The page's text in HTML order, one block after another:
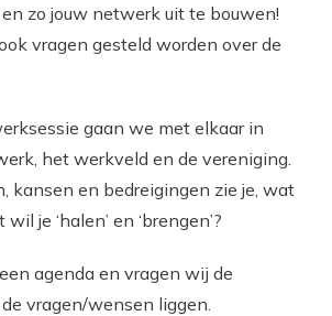
zo jouw netwerk uit te bouwen!
vragen gesteld worden over de
gaan we met elkaar in
het werkveld en de vereniging.
kansen en bedreigingen zie je, wat
je ‘halen’ en ‘brengen’?
agenda en vragen wij de
vragen/wensen liggen.